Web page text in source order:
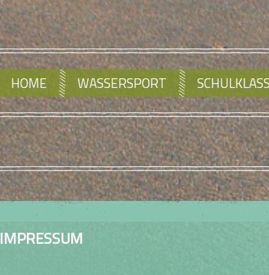
HOME WASSERSPORT
IMPRESSUM